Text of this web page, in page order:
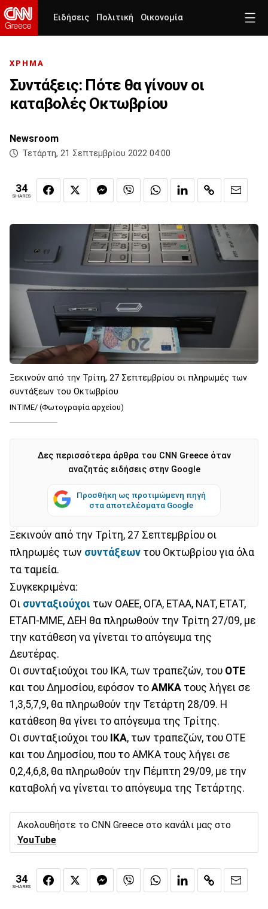
Ειδήσεις Πολιτική Οικονομία
ΧΡΗΜΑ
Συντάξεις: Πότε θα γίνουν οι
καταβολές Οκτωβρίου
Newsroom
Τετάρτη, 21 Σεπτεμβρίου 2022 04:00
34
SHARES
Ξεκινούν από την Τρίτη, 27 Σεπτεμβρίου οι πληρωμές των
συντάξεων του Οκτωβρίου
INTIME/ (Φωτογραφία αρχείου)
Δες περισσότερα άρθρα του CNN Greece όταν
αναζητάς ειδήσεις στην Google
Προσθήκη ως προτιμώμενη πηγή
στα αποτελέσματα Google
Ξεκινούν από την Τρίτη, 27 Σεπτεμβρίου οι
πληρωμές των συντάξεων του Οκτωβρίου για όλα
τα ταμεία.
Συγκεκριμένα:
Οι συνταξιούχοι των ΟΑΕΕ, ΟΓΑ, ΕΤΑΑ, ΝΑΤ, ΕΤΑΤ,
ΕΤΑΠ-ΜΜΕ, ΔΕΗ θα πληρωθούν την Τρίτη 27/09, με
την κατάθεση να γίνεται το απόγευμα της
Δευτέρας.
Οι συνταξιούχοι του ΙΚΑ, των τραπεζών, του ΟΤΕ
και του Δημοσίου, εφόσον το ΑΜΚΑ τους λήγει σε
1,3,5,7,9, θα πληρωθούν την Τετάρτη 28/09. Η
κατάθεση θα γίνει το απόγευμα της Τρίτης.
Οι συνταξιούχοι του ΙΚΑ, των τραπεζών, του ΟΤΕ
και του Δημοσίου, που το ΑΜΚΑ τους λήγει σε
0,2,4,6,8, θα πληρωθούν την Πέμπτη 29/09, με την
καταβολή να γίνεται το απόγευμα της Τετάρτης.
Ακολουθήστε το CNN Greece στο κανάλι μας στο
YouTube
34
SHARES